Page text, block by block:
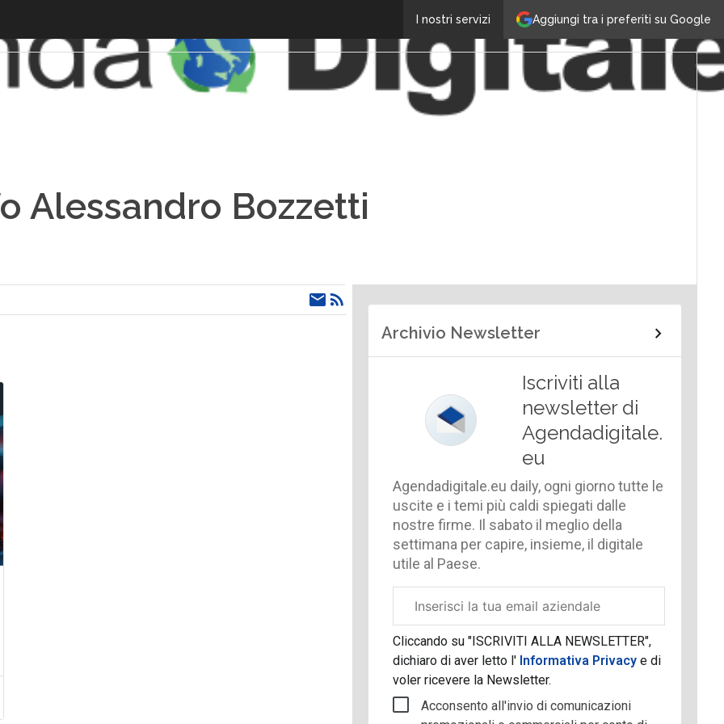
Aggiungi tra i preferiti su Google
I nostri servizi
Alessandro Bozzetti
Archivio Newsletter
Iscriviti alla
newsletter di
Agendadigitale.
eu
Agendadigitale.eu daily, ogni giorno tutte le
uscite e i temi più caldi spiegati dalle
nostre firme. Il sabato il meglio della
settimana per capire, insieme, il digitale
utile al Paese.
aziendale
Cliccando su "ISCRIVITI ALLA NEWSLETTER",
dichiaro di aver letto l' Informativa Privacye di
voler ricevere la Newsletter.
Acconsento all'invio di comunicazioni